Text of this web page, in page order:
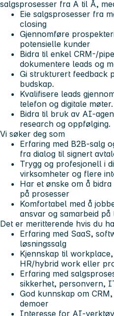
salgsprosesser fra A til Å,
Eie salgsprosesser fra
closing
Gjennomføre
potensielle kunder
Bidra til enkel CRM-/
dokumentere leads og
Gi strukturert feedback
budskap.
Kvalifisere leads
telefon og digitale møter.
Bidra til bruk av AI-
research og oppfølging.
Vi søker deg som
Erfaring med B2B-salg
fra dialog til signert
Trygg og profesjonell i
virksomheter og flere
Har et ønske om å
på prosesser
Komfortabel med å
ansvar og samarbeid på
Det er meritterende hvis du
Erfaring med SaaS,
løsningssalg
Kjennskap til
HR/hybrid work eller
Erfaring med
sikkerhet, personvern,
God kunnskap om
demoer
Interesse for AI-